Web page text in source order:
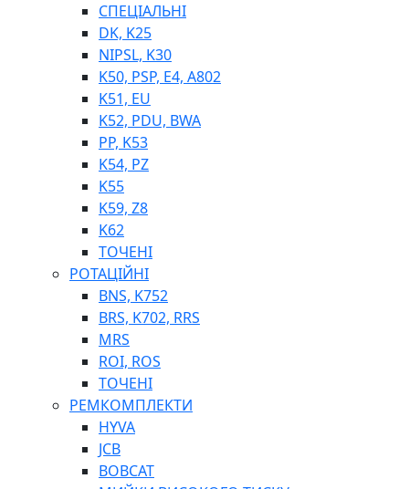
ФІЛЬТРИ ДЛЯ ПАЛЬНОГО
ПІДДОНИ ДЛЯ БОЧОК
МОДУЛЬНІ АЗС
МЕТРОЛОГІЧНЕ ОБЛАДНАННЯ
ЛІЧИЛЬНИКИ І ВИТРАТОМІРИ ДЛЯ ПАЛЬНОГО
КОТУШКИ ДЛЯ ШЛАНГІВ
НАСОСИ ДЛЯ ПАЛЬНОГО
МОБІЛЬНІ КОЛОНКИ ТА КОМПЛЕКТИ ЗАПРАВКИ
СТАЦІОНАРНІ КОЛОНКИ
ПІСТОЛЕТИ
КОМПЛЕКТУЮЧІ ДЛЯ РУКАВІВ ВИСОКОГО ТИСКУ
СПЕЦІАЛЬНІ
DK, K25
NIPSL, K30
K50, PSP, E4, A802
K51, EU
K52, PDU, BWA
PP, K53
K54, PZ
K55
K59, Z8
K62
ТОЧЕНІ
РОТАЦІЙНІ
BNS, K752
BRS, K702, RRS
MRS
ROI, ROS
ТОЧЕНІ
РЕМКОМПЛЕКТИ
HYVA
JCB
BOBCAT